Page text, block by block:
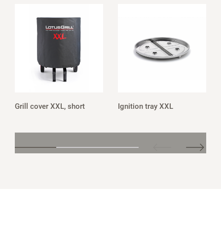
Grill cover XXL, short Ignition tray XXL